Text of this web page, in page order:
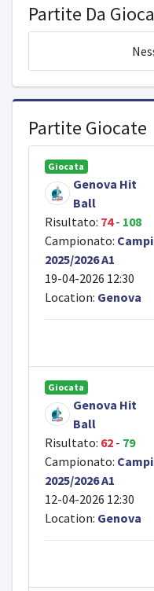
Partite Da
Partite Giocate
Giocata
Genova Hit
Ball
Risultato: 74- 108
Campionato:
2025/2026 A1
19-04-2026 12:30
Location: Genova
Giocata
Genova Hit
Ball
Risultato: 62 - 79
Campionato:
2025/2026 A1
12-04-2026 12:30
Location: Genova